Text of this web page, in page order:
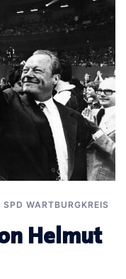
SPD WARTBURGKREIS
Helmut